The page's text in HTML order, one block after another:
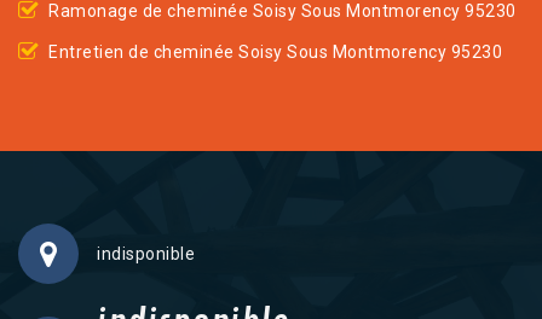
Ramonage de cheminée Soisy Sous Montmorency 95230
Entretien de cheminée Soisy Sous Montmorency 95230
indisponible